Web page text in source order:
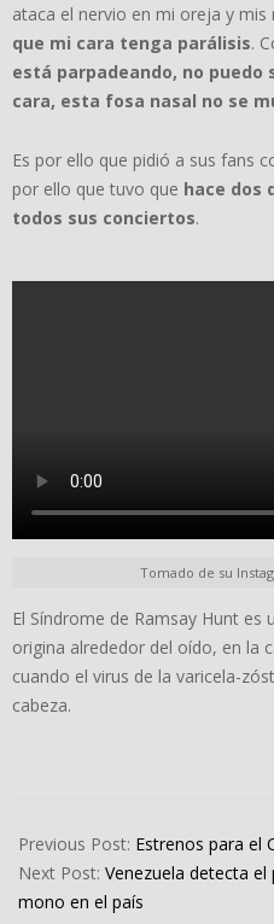
ataca el nervio en mi oreja y mis
que mi cara tenga parálisis.
está parpadeando, no puedo
cara, esta fosa nasal no se
Es por ello que pidió a sus fans
por ello que tuvo que hace dos
todos sus conciertos.
Tomado de su
El Síndrome de Ramsay Hunt
origina alrededor del oído, en la
cuando el virus de la varicela-
cabeza.
06-
10
Previous Post: Estrenos para el
Next Post: Venezuela detecta
mono en el país